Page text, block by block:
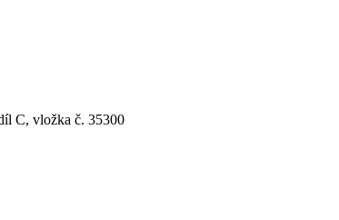
C, vložka č. 35300